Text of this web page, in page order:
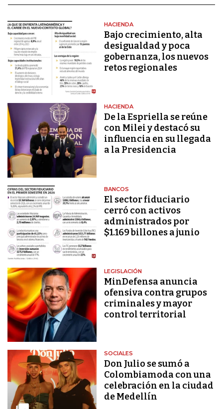
HACIENDA
Bajo crecimiento, alta
desigualdad y poca
gobernanza, los nuevos
retos regionales
HACIENDA
De la Espriella se reúne
con Milei y destacó su
influencia en su llegada
a la Presidencia
BANCOS
El sector fiduciario
cerró con activos
administrados por
$1.169 billones a junio
LEGISLACIÓN
MinDefensa anuncia
ofensiva contra grupos
criminales y mayor
control territorial
SOCIALES
Don Julio se sumó a
Colombiamoda con una
celebración en la ciudad
de Medellín